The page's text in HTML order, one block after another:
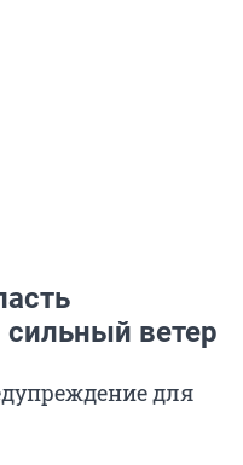
ветер
для